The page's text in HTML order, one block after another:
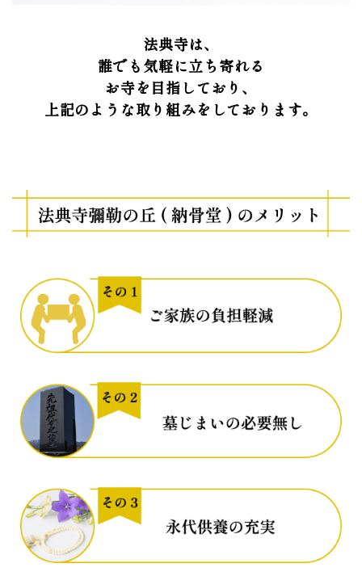
法典寺は、
誰でも気軽に立ち寄れる
お寺を目指しており、
上記のような取り組みをしております。